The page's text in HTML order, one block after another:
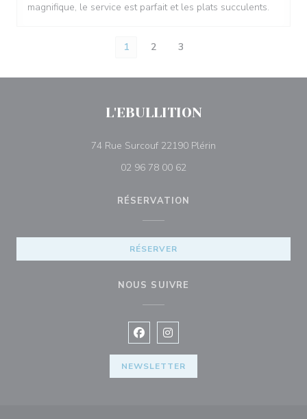
magnifique, le service est parfait et les plats succulents.
1 2 3
L'EBULLITION
74 Rue Surcouf 22190 Plérin
02 96 78 00 62
RÉSERVATION
RÉSERVER
NOUS SUIVRE
Facebook ((ouvre une nouvelle
Instagram ((ouvre une
NEWSLETTER